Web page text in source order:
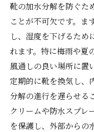
靴の加水分解を防ぐた
ことが不可欠です。ま
し、湿度を下げるため
れます。特に梅雨や夏
風通しの良い場所に置
定期的に靴を換気し、
分解の進行を遅らせる
クリームや防水スプレ
を保護し、外部からの